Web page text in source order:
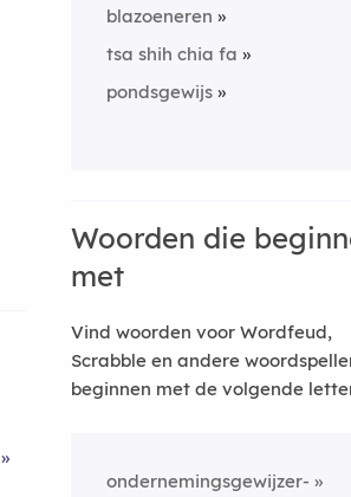
»
blazoeneren
tsa shih chia fa
pondsgewijs
Woorden die
met
Vind woorden voor Wordfeud,
Scrabble en andere
beginnen met de volgende
ondernemingsgewijzer-